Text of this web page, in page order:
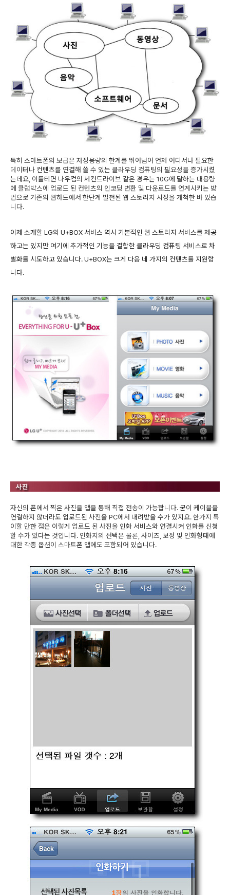
특히 스마트폰의 보급은 저장용량의 한계를 뛰어넘어 언제 어디서나 필요한
데이터나 컨텐츠를 연결해 쓸 수 있는 클라우딩 컴퓨팅의 필요성을 증가시켰
는데요, 이를테면 나우컴의 세컨드라이브 같은 경우는 10G에 달하는 대용량
에 클럽박스에 업로드 된 컨텐츠의 인코딩 변환 및 다운로드를 연계시키는 방
법으로 기존의 웹하드에서 한단계 발전된 웹 스토리지 시장을 개척한 바 있습
니다.
이제 소개할 LG의 U+BOX 서비스 역시 기본적인 웹 스토리지 서비스를 제공
하고는 있지만 여기에 추가적인 기능을 결합한 클라우딩 컴퓨팅 서비스로 차
별화를 시도하고 있습니다. U+BOX는 크게 다음 네 가지의 컨텐츠를 지원합
니다.
자신의 폰에서 찍은 사진을 앱을 통해 직접 전송이 가능합니다. 굳이 케이블을
연결하지 않더라도 업로드된 사진을 PC에서 내려받을 수가 있지요. 한가지 특
이할 만한 점은 이렇게 업로드 된 사진을 인화 서비스와 연결시켜 인화를 신청
할 수가 있다는 것입니다. 인화지의 선택은 물론, 사이즈, 보정 및 인화형태에
대한 각종 옵션이 스마트폰 앱에도 포함되어 있습니다.